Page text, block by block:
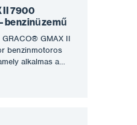
kerekek
II 7900
benzinüzemű
GMAX II
benzinmotoros
alkalmas a
vízbázisú anyag